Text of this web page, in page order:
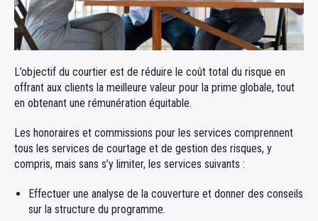
L’objectif du courtier est de réduire le coût total du risque en
offrant aux clients la meilleure valeur pour la prime globale, tout
en obtenant une rémunération équitable.
Les honoraires et commissions pour les services comprennent
tous les services de courtage et de gestion des risques, y
compris, mais sans s’y limiter, les services suivants :
Effectuer une analyse de la couverture et donner des conseils
sur la structure du programme.